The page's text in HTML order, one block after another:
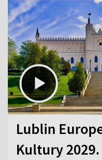
Lublin
Kultury